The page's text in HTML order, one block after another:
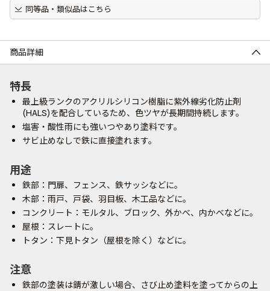
同等品・類似品はこちら
商品詳細
特長
最上級ランクのアクリルシリコン樹脂に紫外線劣化防止剤
(HALS)を配合しているため、色ツヤが長期間持続します。
塩害・酸性雨にも強いつやあり塗料です。
サビ止めなしで鉄に直接塗れます。
用途
鉄部：門扉、フェンス、鉄サッシなどに。
木部：雨戸、戸袋、羽目板、木工品などに。
コンクリート：モルタル、ブロック、外かべ、内かべなどに。
屋根：スレートに。
トタン：下見トタン（屋根を除く）などに。
注意
鉄部の塗装は錆が激しい場合、さび止め塗料を塗ってからの上